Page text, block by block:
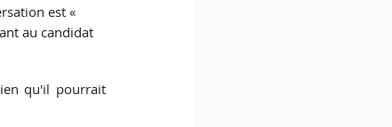
est «
au candidat
qu'il pourrait